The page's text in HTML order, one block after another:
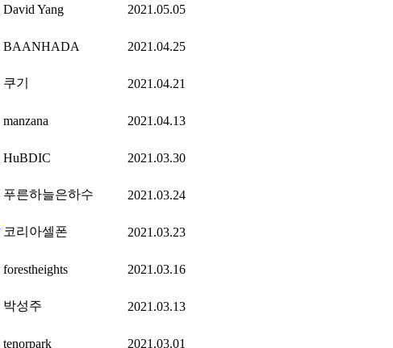
David Yang 2021.05.05
BAANHADA 2021.04.25
쿠기 2021.04.21
manzana 2021.04.13
HuBDIC 2021.03.30
푸른하늘은하수 2021.03.24
코리아셀폰 2021.03.23
forestheights 2021.03.16
박성주 2021.03.13
tenorpark 2021.03.01